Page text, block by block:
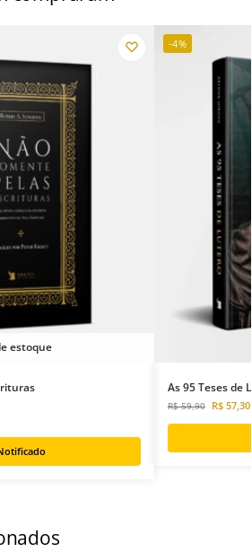
estoque
-4%
As 95 Teses de
R$59,90 R$57,30